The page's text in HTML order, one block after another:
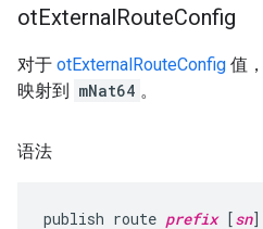
otExternalRouteConfig
对于 otExternalRouteConfig 值，
映射到 mNat64 。
语法
publish route prefix [sn]